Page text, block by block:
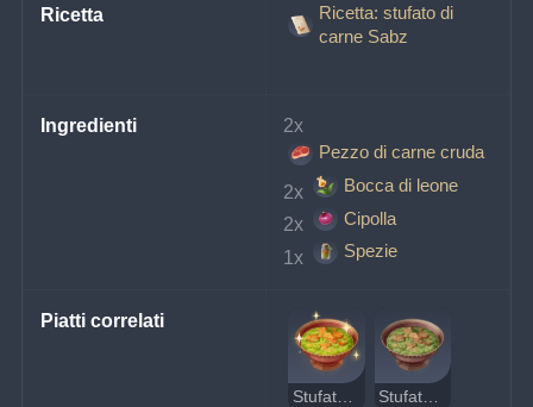
Ricetta
Ricetta: stufato di
carne Sabz
Ingredienti
2x
Pezzo di carne cruda
2x
Bocca di leone
2x
Cipolla
1x
Spezie
Piatti correlati
Stufato di carne Sabz delizioso